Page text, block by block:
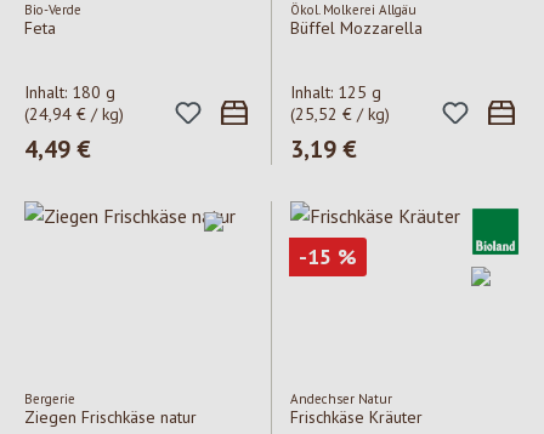
Bio-Verde
Feta
Inhalt: 180 g
(24,94 € / kg)
Regulärer Preis:
4,49 €
Ökol. Molkerei Allgäu
Büffel Mozzarella
Inhalt: 125 g
(25,52 € / kg)
Regulärer Preis:
3,19 €
Bergerie
Ziegen Frischkäse natur
-15 Rabatt
%
Andechser Natur
Frischkäse Kräuter